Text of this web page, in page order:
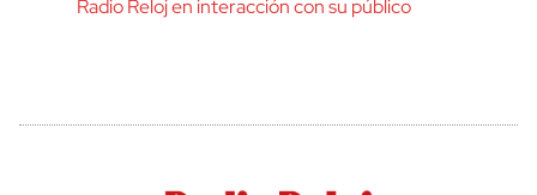
Radio Reloj en interacción con su público